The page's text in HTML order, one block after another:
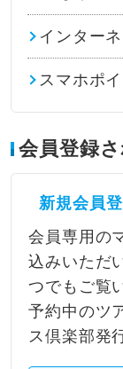
インター
スマホポ
会員登録
新規会員
会員専用の
込みいただ
つでもご覧
予約中のツ
ス倶楽部発